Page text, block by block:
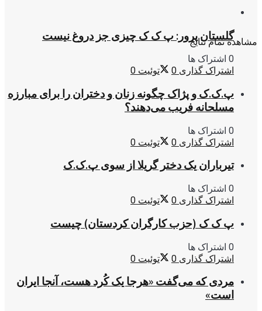
مشاهده تمام نتایج
گلستان پرور: پ ک ک چیزی جز دروغ نیست
0 اشتراک ها
اشتراک گذاری 0 توئیت 0
پ.ک.ک و پژاک چگونه زنان و دختران را برای مبارزه
مسلحانه فریب می‌دهند؟
0 اشتراک ها
اشتراک گذاری 0 توئیت 0
تیرباران یک دختر گریلا از سوی پ.ک.ک
0 اشتراک ها
اشتراک گذاری 0 توئیت 0
پ ک ک (حزب کارگران کردستان) چیست
0 اشتراک ها
اشتراک گذاری 0 توئیت 0
مردی که می‌گفت «هرجا یک کُرد هست، آنجا ایران
است»